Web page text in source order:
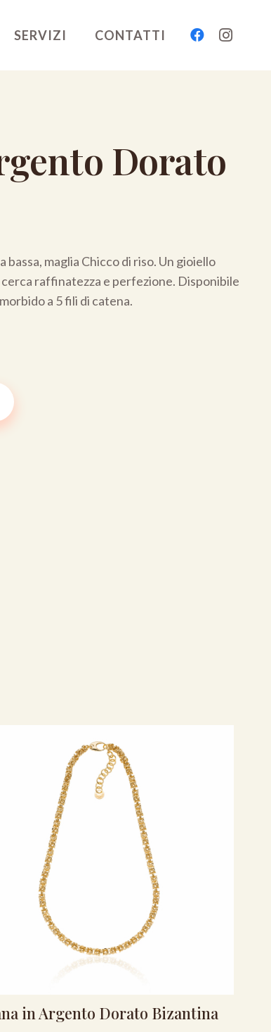
SERVIZI CONTATTI
Dorato
maglia Chicco di riso. Un gioiello
raffinatezza e perfezione. Disponibile
a 5 fili di catena.
in Argento Dorato Bizantina